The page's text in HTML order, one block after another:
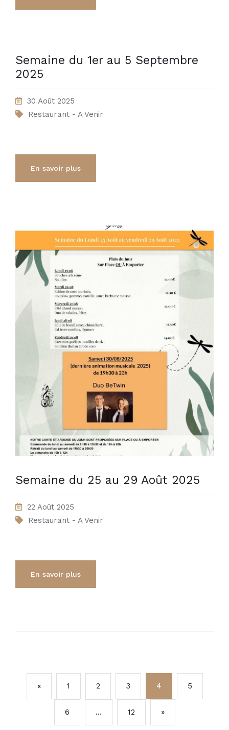
Semaine du 1er au 5 Septembre
2025
30 Août 2025
Restaurant - A Venir
En savoir plus
Semaine du 25 au 29 Août 2025
22 Août 2025
Restaurant - A Venir
En savoir plus
« 1 2 3 4 5
6 … 12 »